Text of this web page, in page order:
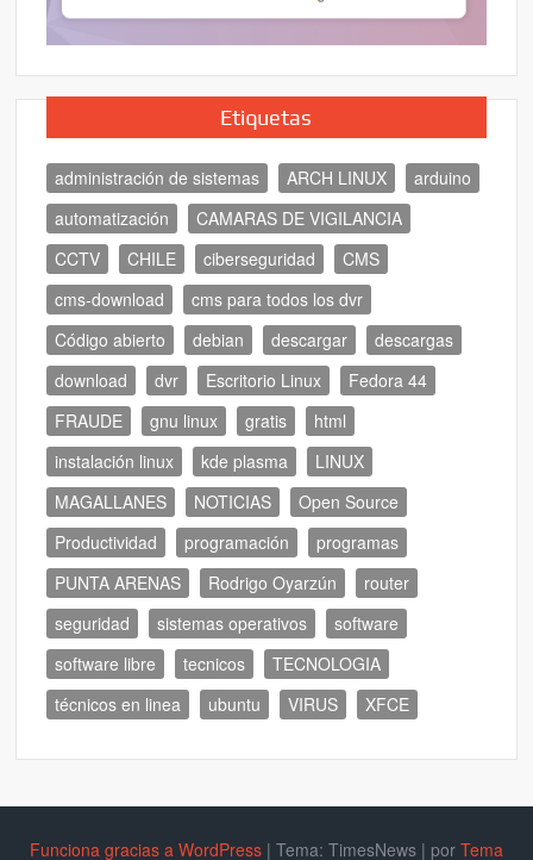
Etiquetas
administración de sistemas ARCH LINUX
arduino
automatización
CAMARAS DE VIGILANCIA
CCTV
CHILE ciberseguridad
CMS
cms-download
cms para todos los dvr
Código abierto
debian descargar
descargas
download
dvr Escritorio Linux
Fedora 44
FRAUDE
gnu linux gratis
html
instalación linux
kde plasma
LINUX
MAGALLANES
NOTICIAS
Open Source
Productividad
programación
programas
PUNTA ARENAS
Rodrigo Oyarzún
router
seguridad
sistemas operativos
software
software libre
tecnicos
TECNOLOGIA
técnicos en linea
ubuntu VIRUS XFCE
Funciona gracias a WordPress | Tema: TimesNews | por Tema